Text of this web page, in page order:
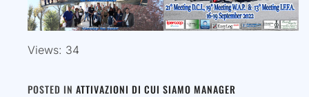
Views: 34
POSTED IN ATTIVAZIONI DI CUI SIAMO MANAGER